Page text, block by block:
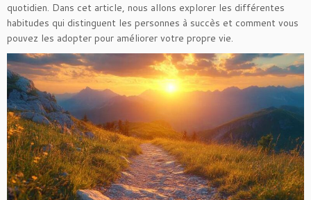
quotidien. Dans cet article, nous allons explorer les différentes
habitudes qui distinguent les personnes à succès et comment vous
pouvez les adopter pour améliorer votre propre vie.